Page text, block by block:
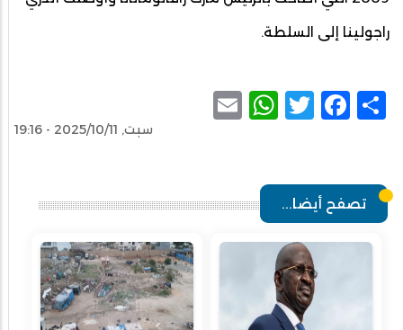
راجولينا إلى السلطة.
Share
Facebook
Twitter
WhatsApp
سبت, 2025/10/11 - 19:16
تصفح أيضا...